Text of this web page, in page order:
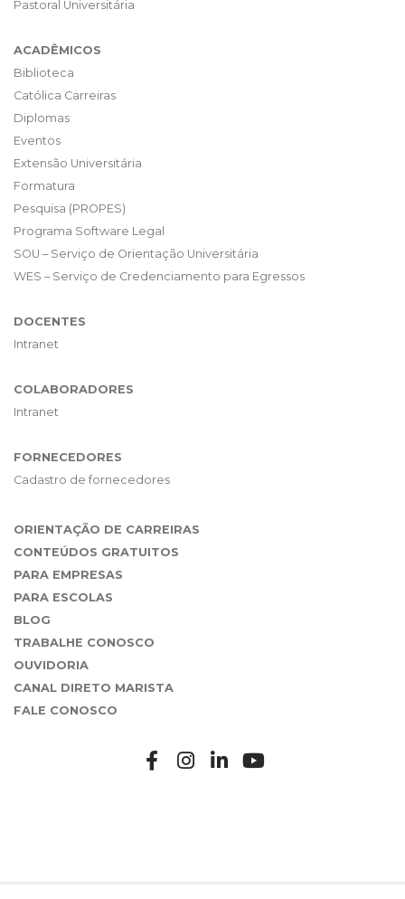
Pastoral Universitária
ACADÊMICOS
Biblioteca
Católica Carreiras
Diplomas
Eventos
Extensão Universitária
Formatura
Pesquisa (PROPES)
Programa Software Legal
SOU – Serviço de Orientação Universitária
WES – Serviço de Credenciamento para Egressos
DOCENTES
Intranet
COLABORADORES
Intranet
FORNECEDORES
Cadastro de fornecedores
ORIENTAÇÃO DE CARREIRAS
CONTEÚDOS GRATUITOS
PARA EMPRESAS
PARA ESCOLAS
BLOG
TRABALHE CONOSCO
OUVIDORIA
CANAL DIRETO MARISTA
FALE CONOSCO